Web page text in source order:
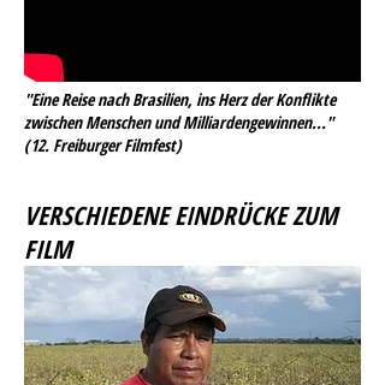
"Eine Reise nach Brasilien, ins Herz der Konflikte
zwischen Menschen und Milliardengewinnen..."
(12. Freiburger Filmfest)
VERSCHIEDENE EINDRÜCKE ZUM
FILM